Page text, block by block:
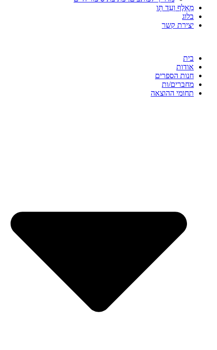
מֵאָלֶף וְעַד תָּו
בלוג
יצירת קשר
בית
אודות
חנות הספרים
מחברים/ות
תחומי ההוצאה